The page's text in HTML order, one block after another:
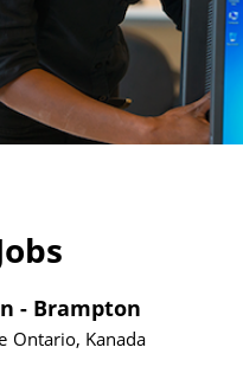
- Brampton
Ontario, Kanada